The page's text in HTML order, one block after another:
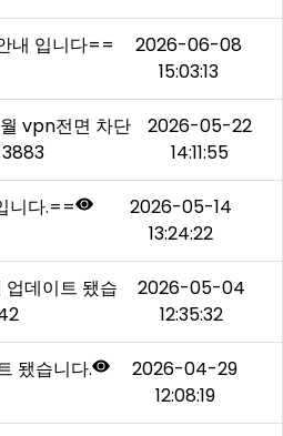
내 입니다==
2026-06-08
15:03:13
vpn전면 차단
2026-05-22
14:11:55
니다.==
2026-05-14
13:24:22
데이트 됐습
2026-05-04
12:35:32
됐습니다.
2026-04-29
12:08:19